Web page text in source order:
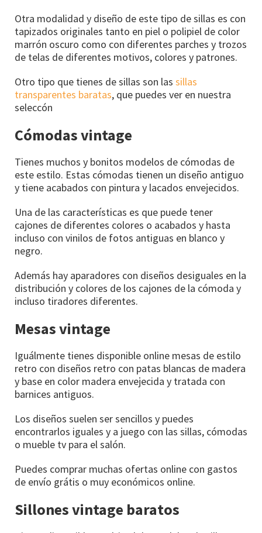
Otra modalidad y diseño de este tipo de sillas es con
tapizados originales tanto en piel o polipiel de color
marrón oscuro como con diferentes parches y trozos
de telas de diferentes motivos, colores y patrones.
Otro tipo que tienes de sillas son las sillas
transparentes baratas, que puedes ver en nuestra
seleccón
Cómodas vintage
Tienes muchos y bonitos modelos de cómodas de
este estilo. Estas cómodas tienen un diseño antiguo
y tiene acabados con pintura y lacados envejecidos.
Una de las características es que puede tener
cajones de diferentes colores o acabados y hasta
incluso con vinilos de fotos antiguas en blanco y
negro.
Además hay aparadores con diseños desiguales en la
distribución y colores de los cajones de la cómoda y
incluso tiradores diferentes.
Mesas vintage
Iguálmente tienes disponible online mesas de estilo
retro con diseños retro con patas blancas de madera
y base en color madera envejecida y tratada con
barnices antiguos.
Los diseños suelen ser sencillos y puedes
encontrarlos iguales y a juego con las sillas, cómodas
o mueble tv para el salón.
Puedes comprar muchas ofertas online con gastos
de envío grátis o muy económicos online.
Sillones vintage baratos